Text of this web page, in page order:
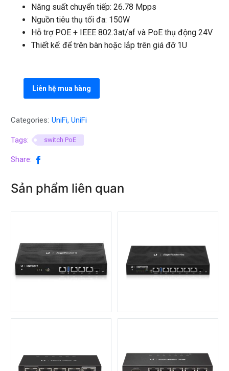
Năng suất chuyển tiếp: 26.78 Mpps
Nguồn tiêu thụ tối đa: 150W
Hỗ trợ POE + IEEE 802.3at/af và PoE thụ động 24V
Thiết kế: để trên bàn hoặc lắp trên giá đỡ 1U
Liên hệ mua hàng
Categories: UniFi, UniFi
Tags: switch PoE
Share:
Sản phẩm liên quan